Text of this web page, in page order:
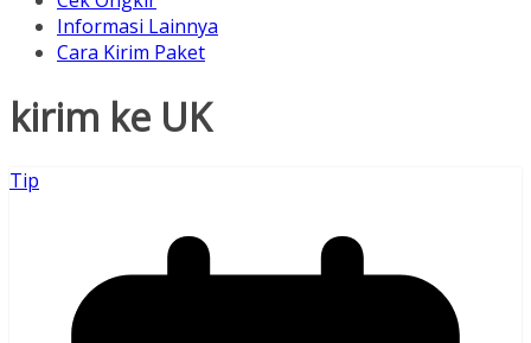
Informasi Lainnya
Cara Kirim Paket
kirim ke UK
Tip